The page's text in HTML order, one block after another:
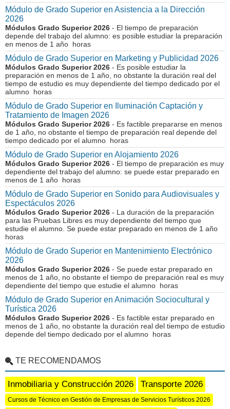
Módulo de Grado Superior en Asistencia a la Dirección
2026
Módulos Grado Superior 2026 - El tiempo de preparación
depende del trabajo del alumno: es posible estudiar la preparación
en menos de 1 año horas
Módulo de Grado Superior en Marketing y Publicidad 2026
Módulos Grado Superior 2026 - Es posible estudiar la
preparación en menos de 1 año, no obstante la duración real del
tiempo de estudio es muy dependiente del tiempo dedicado por el
alumno horas
Módulo de Grado Superior en Iluminación Captación y
Tratamiento de Imagen 2026
Módulos Grado Superior 2026 - Es factible prepararse en menos
de 1 año, no obstante el tiempo de preparación real depende del
tiempo dedicado por el alumno horas
Módulo de Grado Superior en Alojamiento 2026
Módulos Grado Superior 2026 - El tiempo de preparación es muy
dependiente del trabajo del alumno: se puede estar preparado en
menos de 1 año horas
Módulo de Grado Superior en Sonido para Audiovisuales y
Espectáculos 2026
Módulos Grado Superior 2026 - La duración de la preparación
para las Pruebas Libres es muy dependiente del tiempo que
estudie el alumno. Se puede estar preparado en menos de 1 año
horas
Módulo de Grado Superior en Mantenimiento Electrónico
2026
Módulos Grado Superior 2026 - Se puede estar preparado en
menos de 1 año, no obstante el tiempo de preparación real es muy
dependiente del tiempo que estudie el alumno horas
Módulo de Grado Superior en Animación Sociocultural y
Turística 2026
Módulos Grado Superior 2026 - Es factible estar preparado en
menos de 1 año, no obstante la duración real del tiempo de estudio
depende del tiempo dedicado por el alumno horas
TE RECOMENDAMOS
Inmobiliaria y Construcción 2026 Transporte 2026
Cursos de Técnico en Gestión de Empresas de Servicios Turísticos 2026